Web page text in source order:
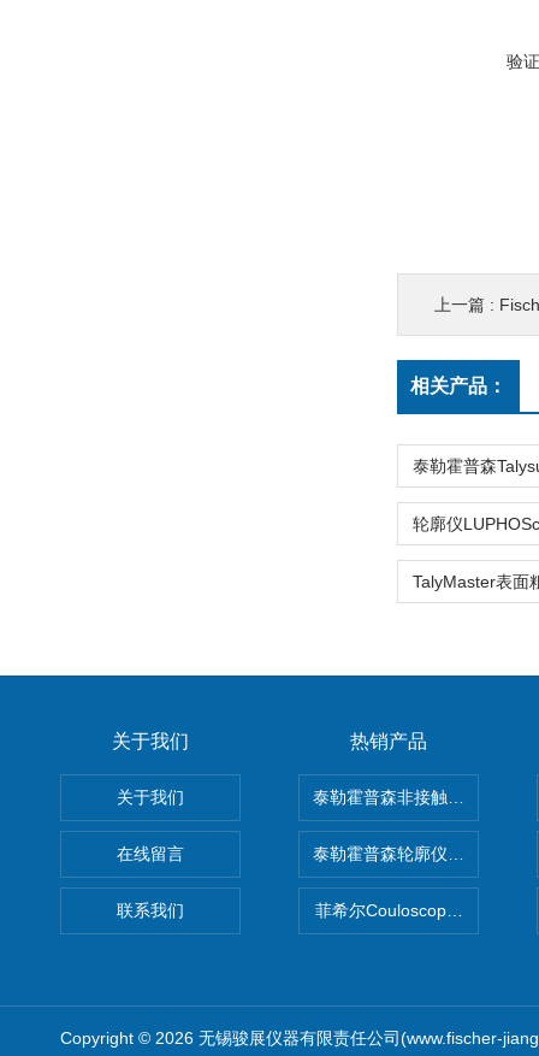
验
上一篇 :
相关产品：
关于我们
关于我们
在线留言
联系我们
热销产品
泰勒霍普森非接触式轮廓仪
泰勒霍普森轮廓仪|TAYLOR
菲希尔Couloscope CMS2电
Copyright © 2026 无锡骏展仪器有限责任公司(www.fischer-